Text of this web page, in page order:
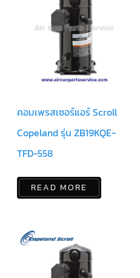
เสนอ
คอมเพรสเซอร์แอร์ Scroll
Copeland รุ่น ZB19KQE-
TFD-558
READ MORE